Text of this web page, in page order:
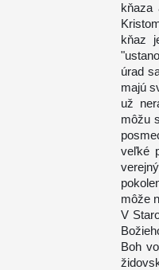
kňaza
kňaz
úrad
majú
už
môžu
veľké
môže
V
Boh